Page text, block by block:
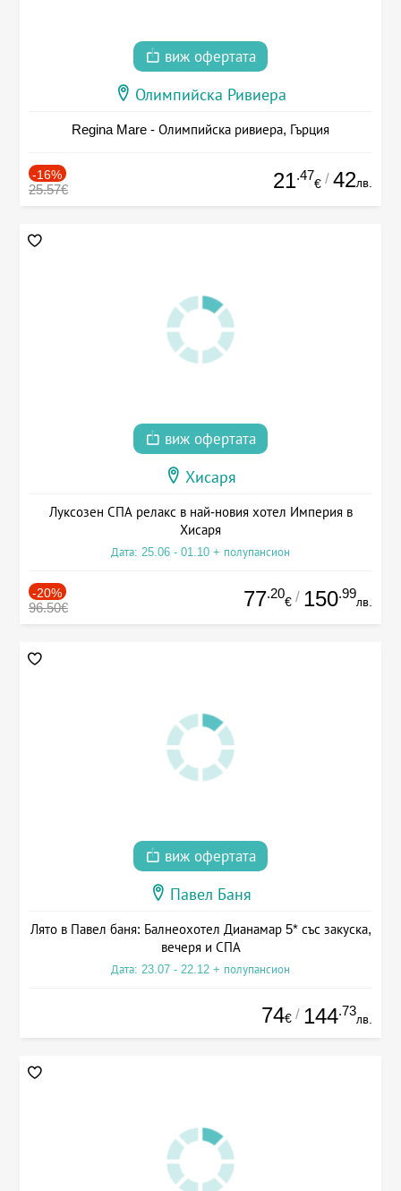
виж офертата
Олимпийска Ривиера
Regina Mare - Олимпийска ривиера, Гърция
-16%
25.57€ 21.47
€ / 42лв.
виж офертата
Хисаря
Луксозен СПА релакс в най-новия хотел Империя в
Хисаря
Дата: 25.06 - 01.10 + полупансион
-20%
96.50€ 77.20
€ / 150.99
лв.
виж офертата
Павел Баня
Лято в Павел баня: Балнеохотел Дианамар 5* със закуска,
вечеря и СПА
Дата: 23.07 - 22.12 + полупансион
74€ / 144.73
лв.